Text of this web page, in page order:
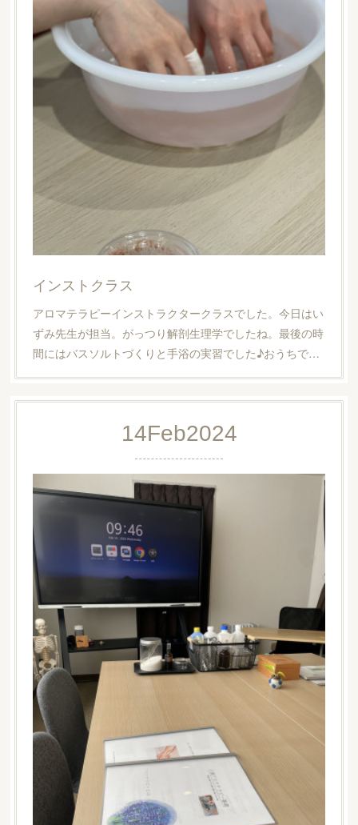
インストクラス
アロマテラピーインストラクタークラスでした。今日はい
ずみ先生が担当。がっつり解剖生理学でしたね。最後の時
間にはバスソルトづくりと手浴の実習でした♪おうちで…
14Feb2024